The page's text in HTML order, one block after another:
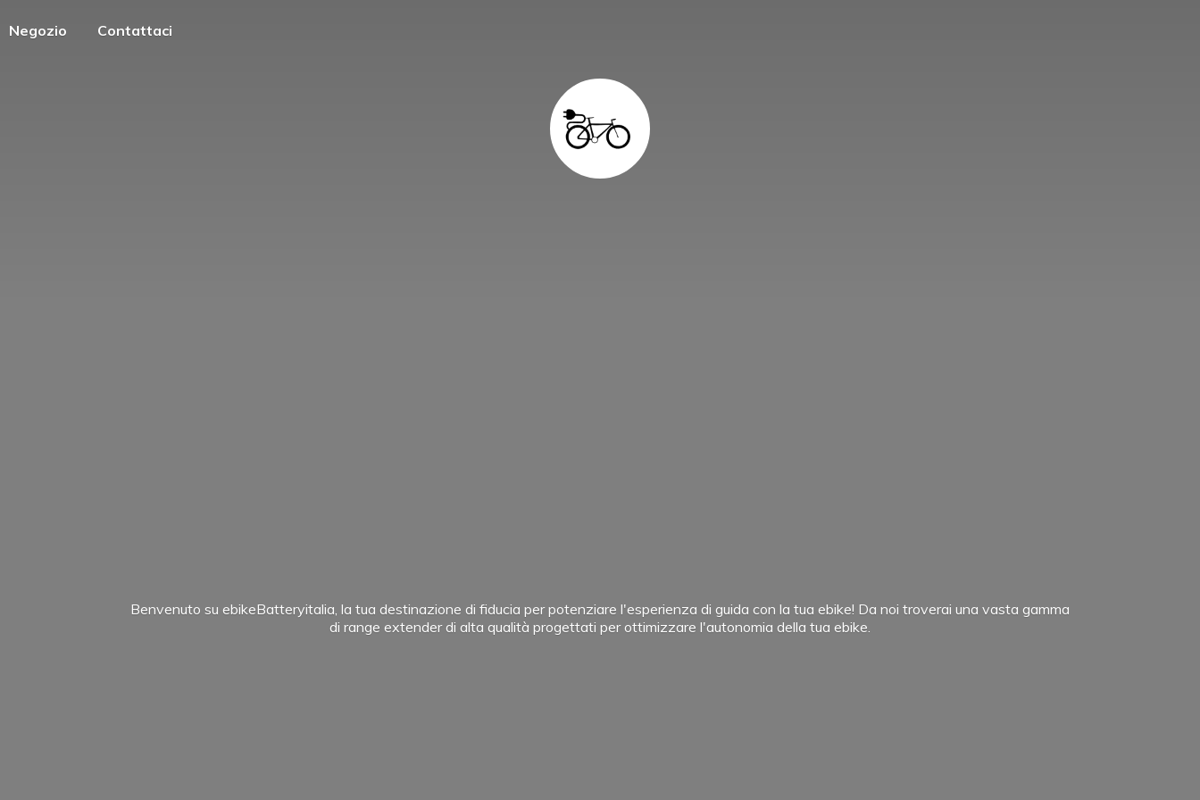
Negozio Contattaci
Benvenuto su ebikeBatteryitalia, la tua destinazione di fiducia per potenziare l'esperienza di guida con la tua ebike! Da noi troverai una vasta gamma
di range extender di alta qualità progettati per ottimizzare l'autonomia della tua ebike.